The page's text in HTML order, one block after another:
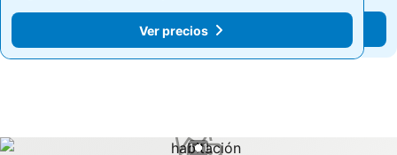
Ver precios
Ver precios
1 / 1